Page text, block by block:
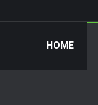
HOME